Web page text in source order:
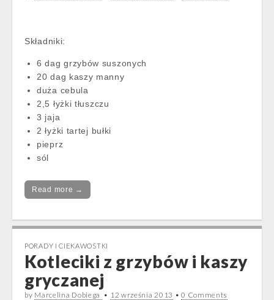
Składniki:
6 dag grzybów suszonych
20 dag kaszy manny
duża cebula
2,5 łyżki tłuszczu
3 jaja
2 łyżki tartej bułki
pieprz
sól
Read more →
PORADY I CIEKAWOSTKI
Kotleciki z grzybów i kaszy
gryczanej
by Marcelina Dobiega • 12 września 2013 •0 Comments